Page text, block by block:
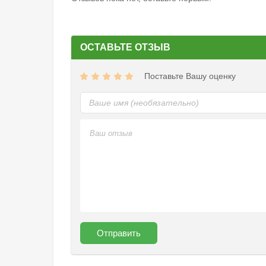
ОСТАВЬТЕ ОТЗЫВ
Поставьте Вашу оценку
Отправить